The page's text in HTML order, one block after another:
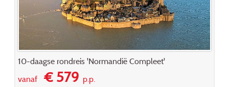
10-daagse rondreis 'Normandië Compleet'
vanaf€ 579p.p.